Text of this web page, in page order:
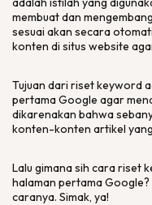
membuat dan
sesuai akan secara
konten di situs website
Tujuan dari riset keyword
pertama Google agar
dikarenakan bahwa
konten-konten artikel
Lalu gimana sih cara riset
halaman pertama
caranya. Simak, ya!